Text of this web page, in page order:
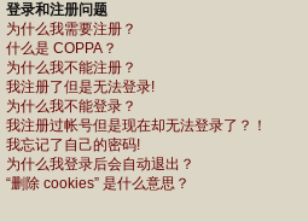
登录和注册问题
为什么我需要注册？
什么是 COPPA？
为什么我不能注册？
我注册了但是无法登录!
为什么我不能登录？
我注册过帐号但是现在却无法登录了？！
我忘记了自己的密码!
为什么我登录后会自动退出？
“删除 cookies” 是什么意思？